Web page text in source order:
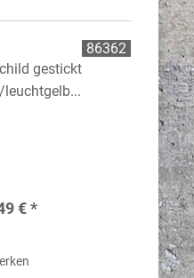
gestickt
€ *
86362